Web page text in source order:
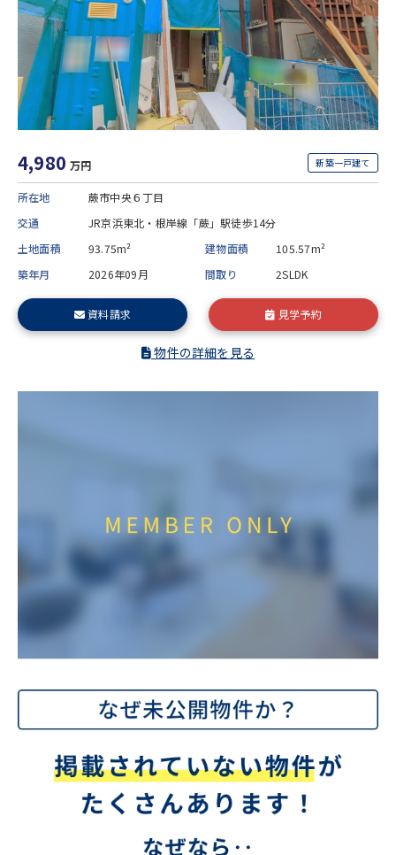
4,980 万円 新築一戸建て
所在地
蕨市中央６丁目
交通
JR京浜東北・根岸線「蕨」駅徒歩14分
土地面積
93.75m² 建物面積
105.57m²
築年月
2026年09月 間取り 2SLDK
資料請求 見学予約
物件の詳細を見る